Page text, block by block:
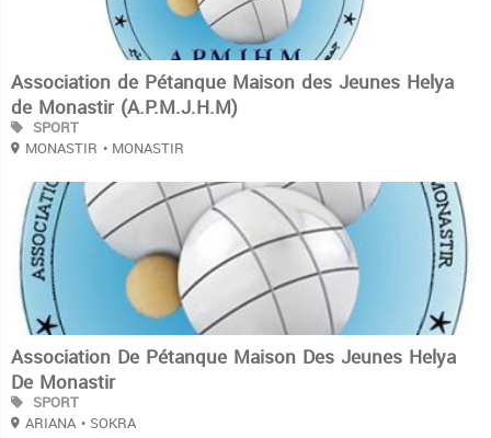
Association de Pétanque Maison des Jeunes Helya
de Monastir (A.P.M.J.H.M)
SPORT
MONASTIR • MONASTIR
Association De Pétanque Maison Des Jeunes Helya
De Monastir
SPORT
ARIANA • SOKRA